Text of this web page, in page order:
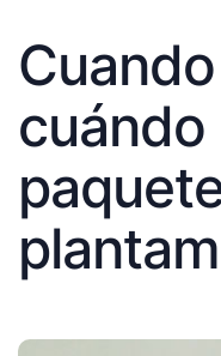
cuándo